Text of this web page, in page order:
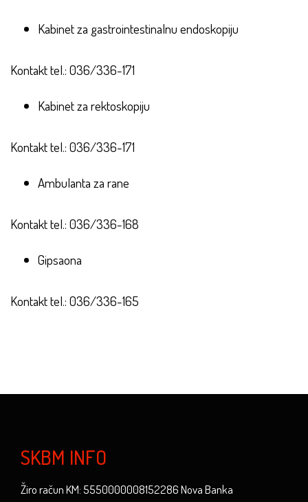
Kabinet za gastrointestinalnu endoskopiju
Kontakt tel.: 036/336-171
Kabinet za rektoskopiju
Kontakt tel.: 036/336-171
Ambulanta za rane
Kontakt tel.: 036/336-168
Gipsaona
Kontakt tel.: 036/336-165
SKBM INFO
Žiro račun KM: 5550000008152286 Nova Banka